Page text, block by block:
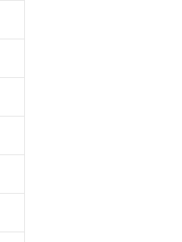
品です。
のある商品です。